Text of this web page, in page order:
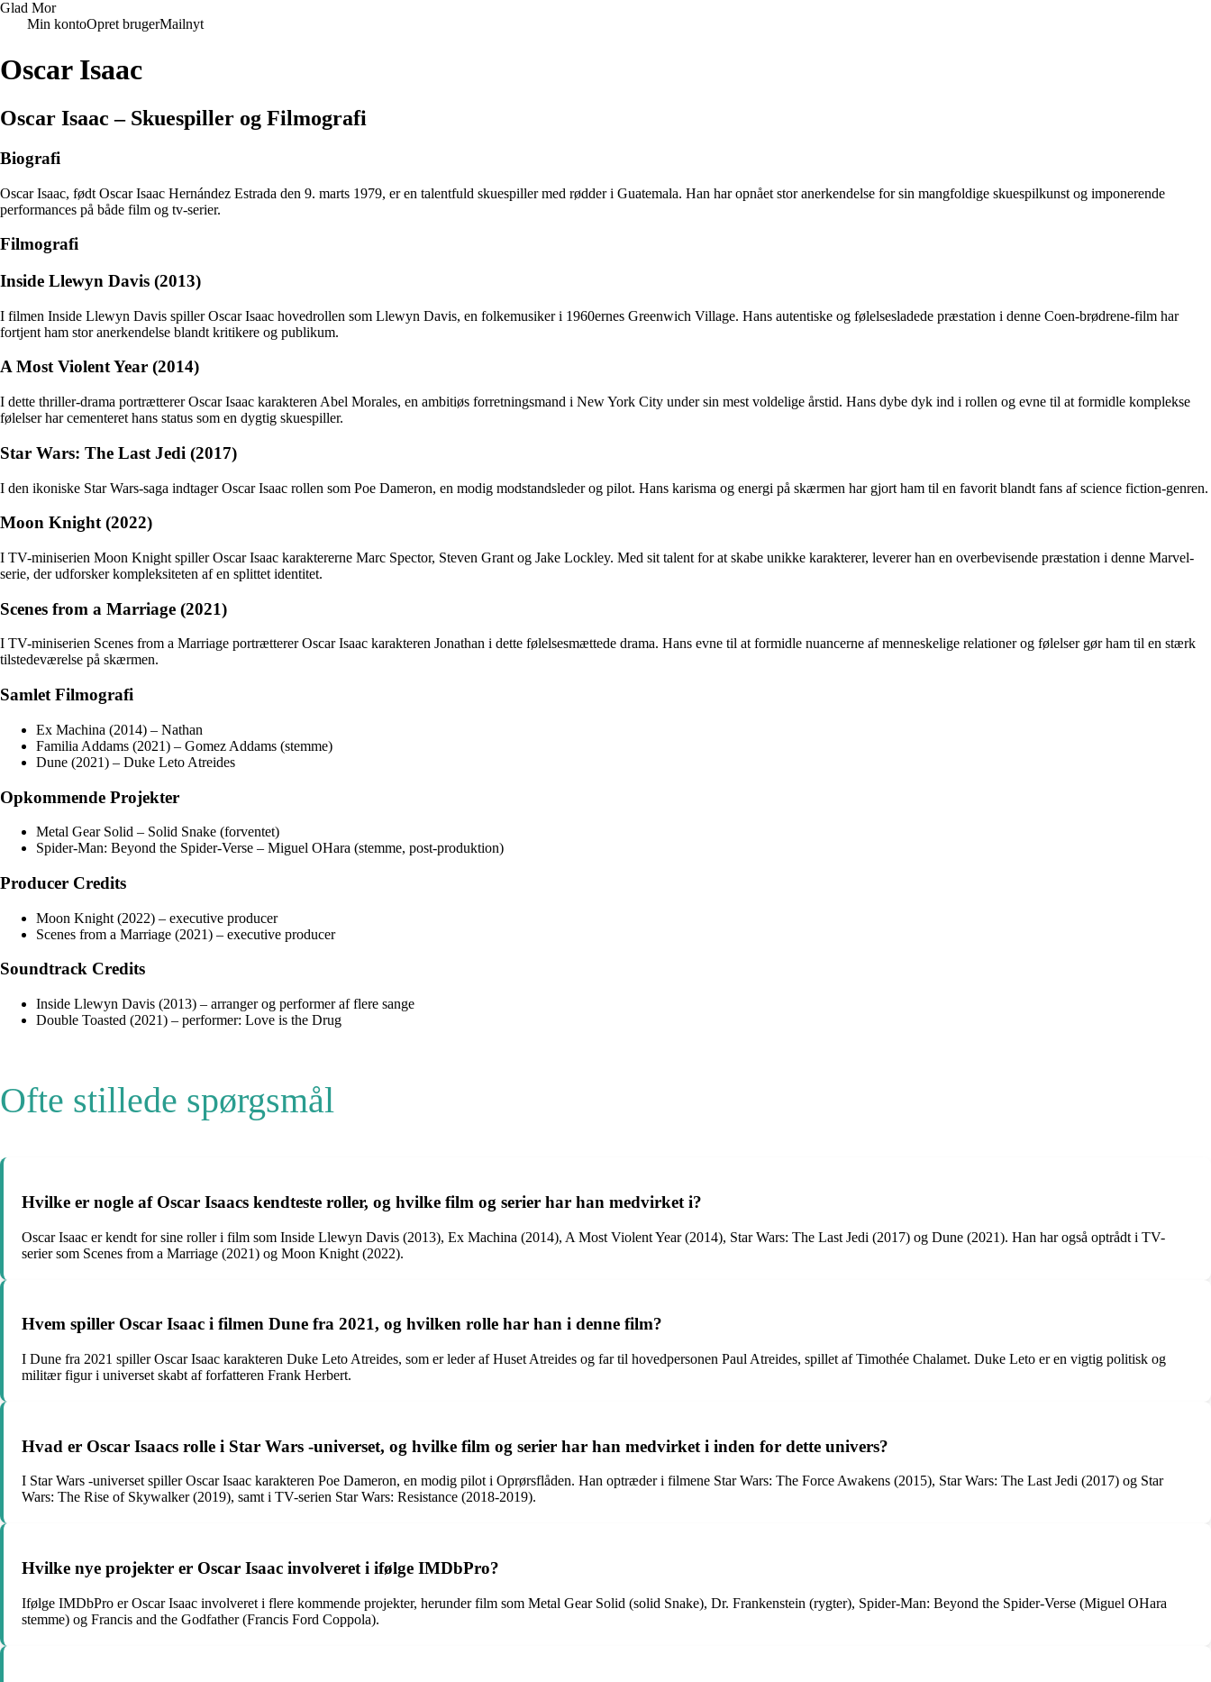
Glad Mor
Min kontoOpret brugerMailnyt
Oscar Isaac
Oscar Isaac – Skuespiller og Filmografi
Biografi
Oscar Isaac, født Oscar Isaac Hernández Estrada den 9. marts 1979, er en talentfuld skuespiller med rødder i Guatemala. Han har opnået stor anerkendelse for sin mangfoldige skuespilkunst og imponerende
performances på både film og tv-serier.
Filmografi
Inside Llewyn Davis (2013)
I filmen Inside Llewyn Davis spiller Oscar Isaac hovedrollen som Llewyn Davis, en folkemusiker i 1960ernes Greenwich Village. Hans autentiske og følelsesladede præstation i denne Coen-brødrene-film har
fortjent ham stor anerkendelse blandt kritikere og publikum.
A Most Violent Year (2014)
I dette thriller-drama portrætterer Oscar Isaac karakteren Abel Morales, en ambitiøs forretningsmand i New York City under sin mest voldelige årstid. Hans dybe dyk ind i rollen og evne til at formidle komplekse
følelser har cementeret hans status som en dygtig skuespiller.
Star Wars: The Last Jedi (2017)
I den ikoniske Star Wars-saga indtager Oscar Isaac rollen som Poe Dameron, en modig modstandsleder og pilot. Hans karisma og energi på skærmen har gjort ham til en favorit blandt fans af science fiction-genren.
Moon Knight (2022)
I TV-miniserien Moon Knight spiller Oscar Isaac karaktererne Marc Spector, Steven Grant og Jake Lockley. Med sit talent for at skabe unikke karakterer, leverer han en overbevisende præstation i denne Marvel-
serie, der udforsker kompleksiteten af en splittet identitet.
Scenes from a Marriage (2021)
I TV-miniserien Scenes from a Marriage portrætterer Oscar Isaac karakteren Jonathan i dette følelsesmættede drama. Hans evne til at formidle nuancerne af menneskelige relationer og følelser gør ham til en stærk
tilstedeværelse på skærmen.
Samlet Filmografi
Ex Machina (2014) – Nathan
Familia Addams (2021) – Gomez Addams (stemme)
Dune (2021) – Duke Leto Atreides
Opkommende Projekter
Metal Gear Solid – Solid Snake (forventet)
Spider-Man: Beyond the Spider-Verse – Miguel OHara (stemme, post-produktion)
Producer Credits
Moon Knight (2022) – executive producer
Scenes from a Marriage (2021) – executive producer
Soundtrack Credits
Inside Llewyn Davis (2013) – arranger og performer af flere sange
Double Toasted (2021) – performer: Love is the Drug
Ofte stillede spørgsmål
Hvilke er nogle af Oscar Isaacs kendteste roller, og hvilke film og serier har han medvirket i?
Oscar Isaac er kendt for sine roller i film som Inside Llewyn Davis (2013), Ex Machina (2014), A Most Violent Year (2014), Star Wars: The Last Jedi (2017) og Dune (2021). Han har også optrådt i TV-
serier som Scenes from a Marriage (2021) og Moon Knight (2022).
Hvem spiller Oscar Isaac i filmen Dune fra 2021, og hvilken rolle har han i denne film?
I Dune fra 2021 spiller Oscar Isaac karakteren Duke Leto Atreides, som er leder af Huset Atreides og far til hovedpersonen Paul Atreides, spillet af Timothée Chalamet. Duke Leto er en vigtig politisk og
militær figur i universet skabt af forfatteren Frank Herbert.
Hvad er Oscar Isaacs rolle i Star Wars -universet, og hvilke film og serier har han medvirket i inden for dette univers?
I Star Wars -universet spiller Oscar Isaac karakteren Poe Dameron, en modig pilot i Oprørsflåden. Han optræder i filmene Star Wars: The Force Awakens (2015), Star Wars: The Last Jedi (2017) og Star
Wars: The Rise of Skywalker (2019), samt i TV-serien Star Wars: Resistance (2018-2019).
Hvilke nye projekter er Oscar Isaac involveret i ifølge IMDbPro?
Ifølge IMDbPro er Oscar Isaac involveret i flere kommende projekter, herunder film som Metal Gear Solid (solid Snake), Dr. Frankenstein (rygter), Spider-Man: Beyond the Spider-Verse (Miguel OHara
stemme) og Francis and the Godfather (Francis Ford Coppola).